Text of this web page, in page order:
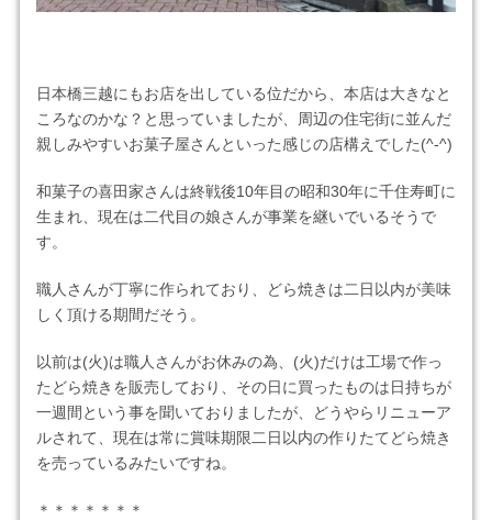
日本橋三越にもお店を出している位だから、本店は大きなと
ころなのかな？と思っていましたが、周辺の住宅街に並んだ
親しみやすいお菓子屋さんといった感じの店構えでした(^-^)
和菓子の喜田家さんは終戦後10年目の昭和30年に千住寿町に
生まれ、現在は二代目の娘さんが事業を継いでいるそうで
す。
職人さんが丁寧に作られており、どら焼きは二日以内が美味
しく頂ける期間だそう。
以前は(火)は職人さんがお休みの為、(火)だけは工場で作っ
たどら焼きを販売しており、その日に買ったものは日持ちが
一週間という事を聞いておりましたが、どうやらリニューア
ルされて、現在は常に賞味期限二日以内の作りたてどら焼き
を売っているみたいですね。
＊＊＊＊＊＊＊